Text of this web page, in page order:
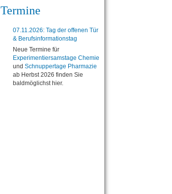
Termine
07.11.2026: Tag der offenen Tür
& Berufsinformationstag
Neue Termine für
Experimentiersamstage Chemie
und Schnuppertage Pharmazie
ab Herbst 2026 finden Sie
baldmöglichst hier.